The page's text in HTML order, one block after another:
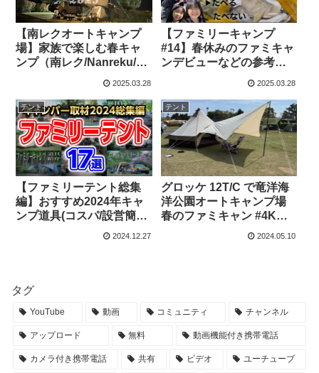
【南レクオートキャンプ
場】家族で楽しむ春キャ
ンプ（南レク/Nanreku/フ
ワゴン/三菱/コッヘル） –
デリカと日常
2025.03.28
【ファミリーキャンプ
#14】春休みのファミキャ
ンデビューなどの参考に
焼き＆子供の手作り朝ご
はん🍞 – ema nico チャン
ネル
2025.03.28
テント
【ファミリーテント総集
編】おすすめ2024年キャ
ンプ道具(コスパ/設営簡単/
春夏秋冬) – タナちゃんね
2024.12.27
テント
グロッケ 12T/C で竜洋海
洋公園オートキャンプ場
春のファミキャン #4K
#HDR – しんす[VLOG]
2024.05.10
タグ
YouTube 動画 コミュニティ チャンネル
アップロード 無料 動画機能付き携帯電話
カメラ付き携帯電話 共有 ビデオ ユーチューブ